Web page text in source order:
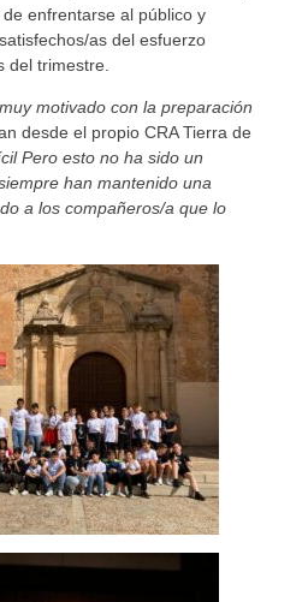
enfrentarse al público y
as del esfuerzo
del trimestre.
motivado con la preparación
desde el propio CRA Tierra de
Pero esto no ha sido un
han mantenido una
a los compañeros/a que lo